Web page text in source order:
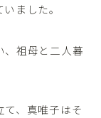
ました。
、祖母と二人暮
、真唯子はそ